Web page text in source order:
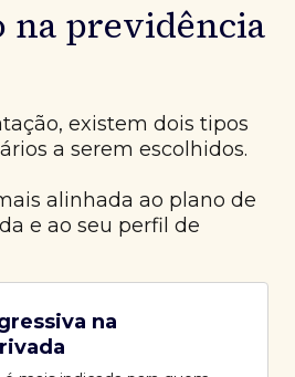
na previdência
existem dois tipos
a serem escolhidos.
alinhada ao plano de
e ao seu perfil de
na